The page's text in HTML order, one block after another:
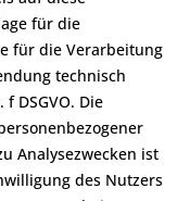
für die
für die Verarbeitung
technisch
DSGVO. Die
Analysezwecken ist
des Nutzers